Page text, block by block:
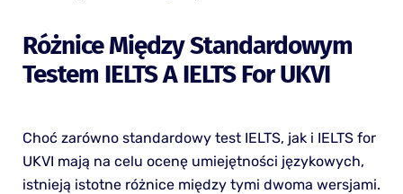
Różnice Między Standardowym
Testem IELTS A IELTS For UKVI
Choć zarówno standardowy test IELTS, jak i IELTS for
UKVI mają na celu ocenę umiejętności językowych,
istnieją istotne różnice między tymi dwoma wersjami.